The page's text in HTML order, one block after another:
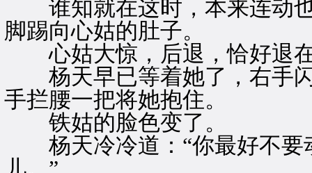
谁知就在这时，本来连动也
脚踢向心姑的肚子。
心姑大惊，后退，恰好退
杨天早已等着她了，右手闪
手拦腰一把将她抱住。
铁姑的脸色变了。
杨天冷冷道：“你最好不要